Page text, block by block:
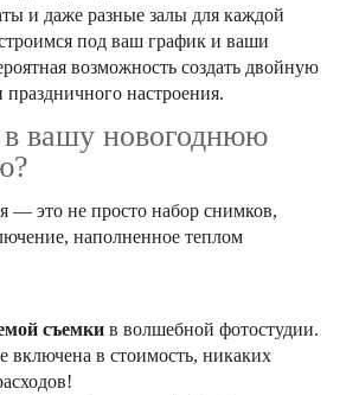
и даже разные залы для каждой
под ваш график и ваши
возможность создать двойную
настроения.
в вашу новогоднюю
— это не просто набор снимков,
наполненное теплом
съемки в волшебной фотостудии.
включена в стоимость, никаких